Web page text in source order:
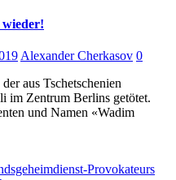
wieder!
Alexander Cherkasov 0
aus Tschetschenien
im Zentrum Berlins getötet.
und Namen «Wadim